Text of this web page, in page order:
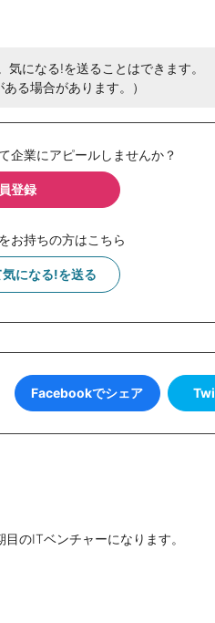
になる!を送ることはできます。
る場合があります。）
企業にアピールしませんか？
登録
お持ちの方はこちら
になる!を送る
Facebookでシェア
のITベンチャーになります。